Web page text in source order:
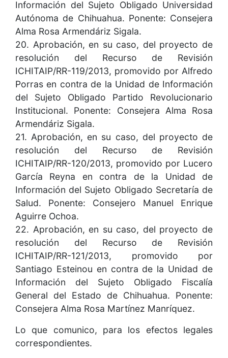
Información del Sujeto Obligado Universidad
Autónoma de Chihuahua. Ponente: Consejera
Alma Rosa Armendáriz Sigala.
20. Aprobación, en su caso, del proyecto de
resolución del Recurso de Revisión
ICHITAIP/RR-119/2013, promovido por Alfredo
Porras en contra de la Unidad de Información
del Sujeto Obligado Partido Revolucionario
Institucional. Ponente: Consejera Alma Rosa
Armendáriz Sigala.
21. Aprobación, en su caso, del proyecto de
resolución del Recurso de Revisión
ICHITAIP/RR-120/2013, promovido por Lucero
García Reyna en contra de la Unidad de
Información del Sujeto Obligado Secretaría de
Salud. Ponente: Consejero Manuel Enrique
Aguirre Ochoa.
22. Aprobación, en su caso, del proyecto de
resolución del Recurso de Revisión
ICHITAIP/RR-121/2013, promovido por
Santiago Esteinou en contra de la Unidad de
Información del Sujeto Obligado Fiscalía
General del Estado de Chihuahua. Ponente:
Consejera Alma Rosa Martínez Manríquez.
Lo que comunico, para los efectos legales
correspondientes.